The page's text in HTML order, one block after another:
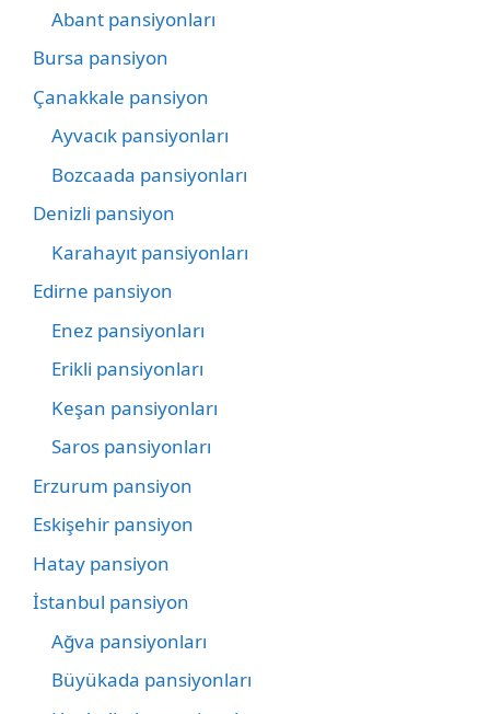
Abant pansiyonları
Bursa pansiyon
Çanakkale pansiyon
Ayvacık pansiyonları
Bozcaada pansiyonları
Denizli pansiyon
Karahayıt pansiyonları
Edirne pansiyon
Enez pansiyonları
Erikli pansiyonları
Keşan pansiyonları
Saros pansiyonları
Erzurum pansiyon
Eskişehir pansiyon
Hatay pansiyon
İstanbul pansiyon
Ağva pansiyonları
Büyükada pansiyonları